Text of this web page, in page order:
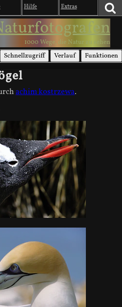
Hilfe Extras
1000 Wege, die Natur zu sehen
Schnellzugriff Verlauf Funktionen
achim kostrzewa.